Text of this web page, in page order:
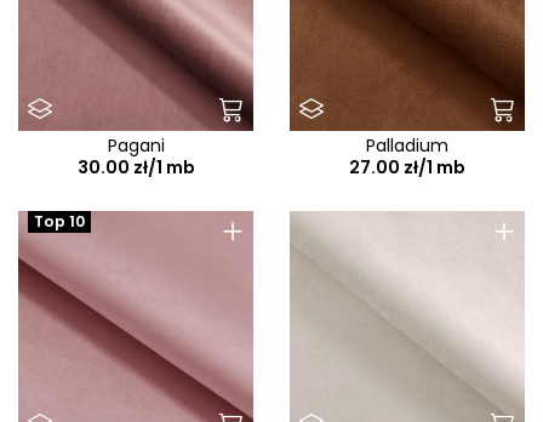
Pagani
30.00 zł/1 mb
Palladium
27.00 zł/1 mb
+
Top 10 +